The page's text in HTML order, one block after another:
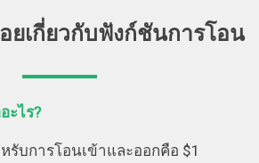
เกี่ยวกับฟังก์ชันการโอน
ะไร?
บการโอนเข้าและออกคือ $1